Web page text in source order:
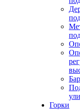
Горки